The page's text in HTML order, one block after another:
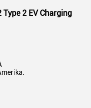
2 EV Charging